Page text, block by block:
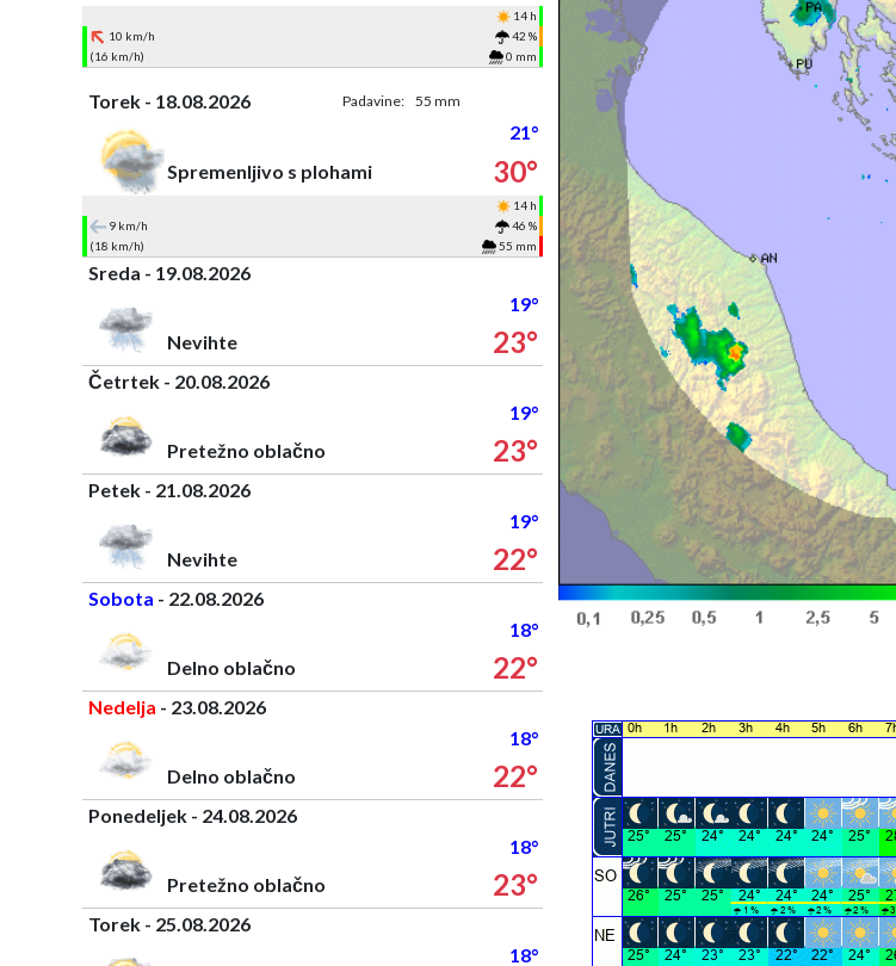
14 h
10 km/h
42 %
(16 km/h)
0 mm
Torek - 18.08.2026 Padavine: 55 mm
21°
Spremenljivo s plohami
30°
14 h
9 km/h
46 %
(18 km/h)
55 mm
Sreda - 19.08.2026
19°
Nevihte
23°
Četrtek - 20.08.2026
19°
Pretežno oblačno
23°
Petek - 21.08.2026
19°
Nevihte
22°
Sobota - 22.08.2026
18°
Delno oblačno
22°
Nedelja - 23.08.2026
18°
Delno oblačno
22°
Ponedeljek - 24.08.2026
18°
Pretežno oblačno
23°
Torek - 25.08.2026
18°